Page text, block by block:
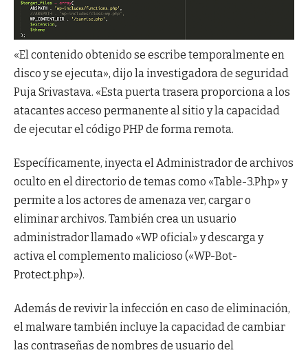
«El contenido obtenido se escribe temporalmente en
disco y se ejecuta», dijo la investigadora de seguridad
Puja Srivastava. «Esta puerta trasera proporciona a los
atacantes acceso permanente al sitio y la capacidad
de ejecutar el código PHP de forma remota.
Específicamente, inyecta el Administrador de archivos
oculto en el directorio de temas como «Table-3.Php» y
permite a los actores de amenaza ver, cargar o
eliminar archivos. También crea un usuario
administrador llamado «WP oficial» y descarga y
activa el complemento malicioso («WP-Bot-
Protect.php»).
Además de revivir la infección en caso de eliminación,
el malware también incluye la capacidad de cambiar
las contraseñas de nombres de usuario del